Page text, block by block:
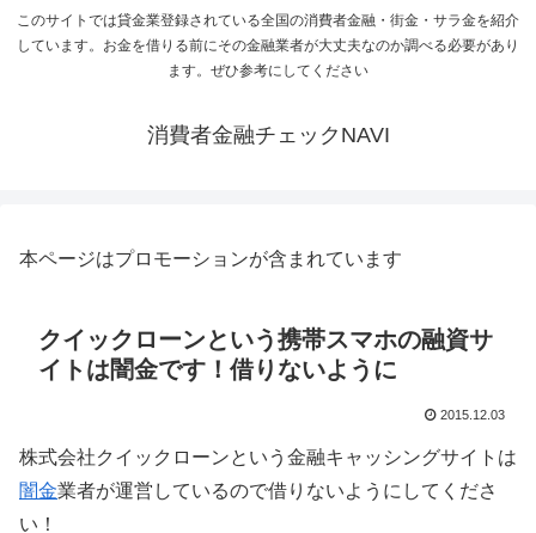
このサイトでは貸金業登録されている全国の消費者金融・街金・サラ金を紹介
しています。お金を借りる前にその金融業者が大丈夫なのか調べる必要があり
ます。ぜひ参考にしてください
消費者金融チェックNAVI
本ページはプロモーションが含まれています
クイックローンという携帯スマホの融資サ
イトは闇金です！借りないように
2015.12.03
株式会社クイックローンという金融キャッシングサイトは
闇金業者が運営しているので借りないようにしてくださ
い！